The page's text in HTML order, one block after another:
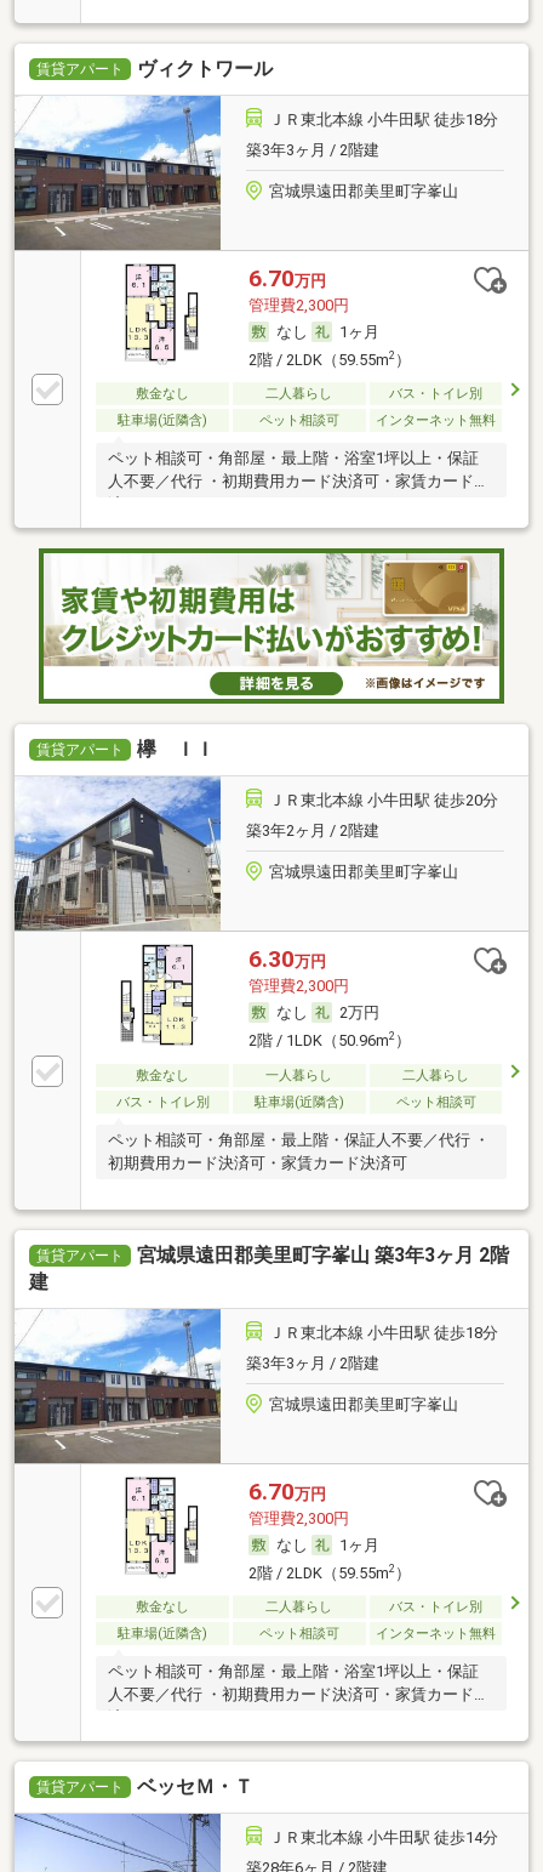
賃貸アパート ヴィクトワール
ＪＲ東北本線 小牛田駅 徒歩18分
築3年3ヶ月 / 2階建
宮城県遠田郡美里町字峯山
6.70万円
管理費2,300円
なし
1ヶ月
2階 / 2LDK（59.55m2）
敷金なし 二人暮らし
バス・トイレ別
駐車場(近隣含)
ペット相談可 インターネット無料
ペット相談可・角部屋・最上階・浴室1坪以上・保証
人不要／代行 ・初期費用カード決済可・家賃カード決
賃貸アパート 欅 ＩＩ
ＪＲ東北本線 小牛田駅 徒歩20分
築3年2ヶ月 / 2階建
宮城県遠田郡美里町字峯山
6.30万円
管理費2,300円
なし
2万円
2階 / 1LDK（50.96m2）
敷金なし 一人暮らし
二人暮らし
バス・トイレ別
駐車場(近隣含) ペット相談可
ペット相談可・角部屋・最上階・保証人不要／代行 ・
初期費用カード決済可・家賃カード決済可
賃貸アパート
宮城県遠田郡美里町字峯山 築3年3ヶ月 2階
建
ＪＲ東北本線 小牛田駅 徒歩18分
築3年3ヶ月 / 2階建
宮城県遠田郡美里町字峯山
6.70万円
管理費2,300円
なし
1ヶ月
2階 / 2LDK（59.55m2）
敷金なし 二人暮らし
バス・トイレ別
駐車場(近隣含)
ペット相談可 インターネット無料
ペット相談可・角部屋・最上階・浴室1坪以上・保証
人不要／代行 ・初期費用カード決済可・家賃カード決
賃貸アパート ベッセＭ・Ｔ
ＪＲ東北本線 小牛田駅 徒歩14分
築28年6ヶ月 / 2階建